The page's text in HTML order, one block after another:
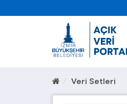
Veri Setleri